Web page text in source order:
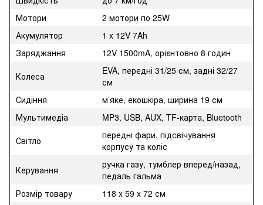
Мотори
2 мотори по 25W
Акумулятор
1 x 12V 7Ah
Заряджання
12V 1500mA, орієнтовно 8 годин
Колеса
EVA, передні 31/25 см, задні 32/27
см
Сидіння
м’яке, екошкіра, ширина 19 см
Мультимедіа
MP3, USB, AUX, TF-карта, Bluetooth
Світло
передні фари, підсвічування
корпусу та коліс
Керування
ручка газу, тумблер вперед/назад,
педаль гальма
Розмір товару
118 x 59 x 72 см